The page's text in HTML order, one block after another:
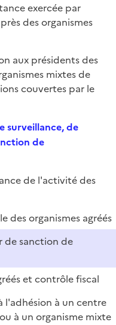
exercée par
des organismes
aux présidents des
mixtes de
couvertes par le
surveillance, de
de
de l'activité des
des organismes agréés
de sanction de
et contrôle fiscal
l'adhésion à un centre
à un organisme mixte